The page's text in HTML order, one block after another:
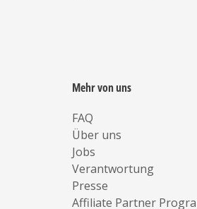
Mehr von uns
FAQ
Über uns
Jobs
Verantwortung
Presse
Affiliate Partner